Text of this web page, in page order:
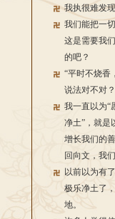
我执很难发
我们能把一
这是需要我
的吧？
“平时不烧香
说法对不对？
我一直以为“
净土”，就是
增长我们的
回向文，我
以前以为有
极乐净土了
地。